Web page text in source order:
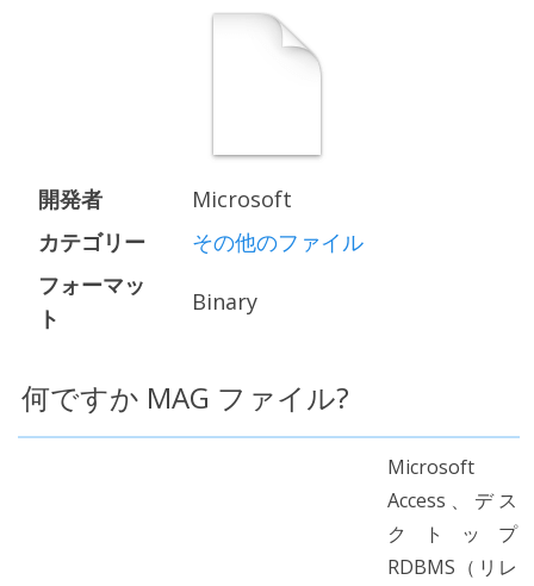
開発者
Microsoft
カテゴリー
その他のファイル
フォーマッ
ト
Binary
何ですか MAG ファイル?
Microsoft
Access、デス
クトップ
RDBMS（リレ